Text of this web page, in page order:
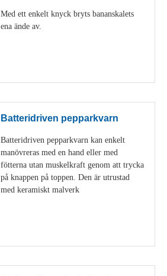
Med ett enkelt knyck bryts bananskalets
ena ände av.
Batteridriven pepparkvarn
Batteridriven pepparkvarn kan enkelt
manövreras med en hand eller med
fötterna utan muskelkraft genom att trycka
på knappen på toppen. Den är utrustad
med keramiskt malverk